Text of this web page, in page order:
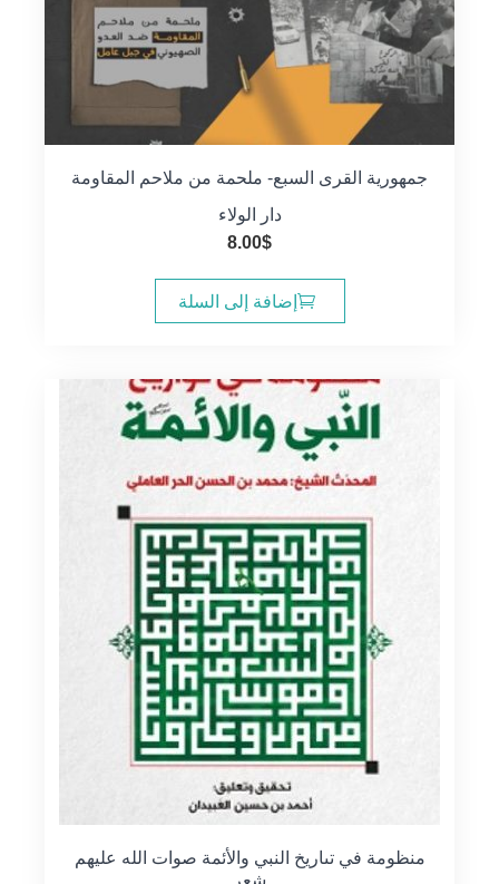
جمهورية القرى السبع- ملحمة من ملاحم المقاومة
دار الولاء
8.00$
إضافة إلى السلة
منظومة في تىاريخ النبي والأئمة صوات الله عليهم